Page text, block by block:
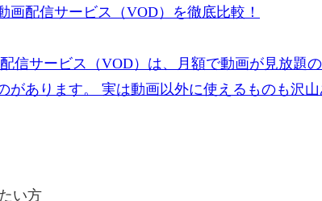
配信サービス（VOD）を徹底比較！
信サービス（VOD）は、月額で動画が見放題
があります。 実は動画以外に使えるものも沢
い方